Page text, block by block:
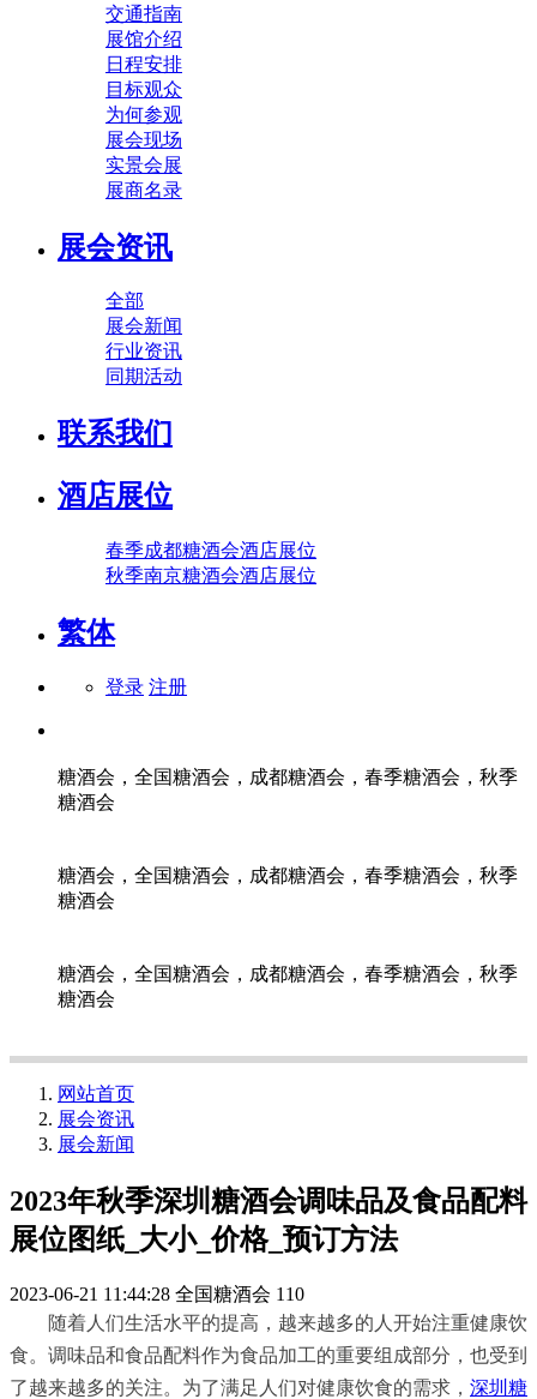
交通指南
展馆介绍
日程安排
目标观众
为何参观
展会现场
实景会展
展商名录
展会资讯
全部
展会新闻
行业资讯
同期活动
联系我们
酒店展位
春季成都糖酒会酒店展位
秋季南京糖酒会酒店展位
繁体
登录 注册
糖酒会，全国糖酒会，成都糖酒会，春季糖酒会，秋季
糖酒会
糖酒会，全国糖酒会，成都糖酒会，春季糖酒会，秋季
糖酒会
糖酒会，全国糖酒会，成都糖酒会，春季糖酒会，秋季
糖酒会
网站首页
展会资讯
展会新闻
2023年秋季深圳糖酒会调味品及食品配料
展位图纸_大小_价格_预订方法
2023-06-21 11:44:28 全国糖酒会 110
随着人们生活水平的提高，越来越多的人开始注重健康饮
食。调味品和食品配料作为食品加工的重要组成部分，也受到
了越来越多的关注。为了满足人们对健康饮食的需求， 深圳糖